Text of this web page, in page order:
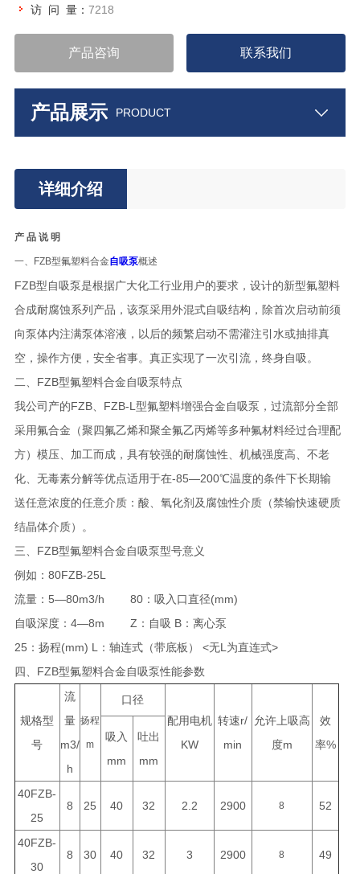
访 问 量： 7218
产品咨询 联系我们
产品展示 PRODUCT
详细介绍
产 品 说 明
一、FZB型氟塑料合金自吸泵概述
FZB型自吸泵是根据广大化工行业用户的要求，设计的新型氟塑料
合成耐腐蚀系列产品，该泵采用外混式自吸结构，除首次启动前须
向泵体内注满泵体溶液，以后的频繁启动不需灌注引水或抽排真
空，操作方便，安全省事。真正实现了一次引流，终身自吸。
二、FZB型氟塑料合金自吸泵特点
我公司产的FZB、FZB-L型氟塑料增强合金自吸泵，过流部分全部
采用氟合金（聚四氟乙烯和聚全氟乙丙烯等多种氟材料经过合理配
方）模压、加工而成，具有较强的耐腐蚀性、机械强度高、不老
化、无毒素分解等优点适用于在-85—200℃温度的条件下长期输
送任意浓度的任意介质：酸、氧化剂及腐蚀性介质（禁输快速硬质
结晶体介质）。
三、FZB型氟塑料合金自吸泵型号意义
例如：80FZB-25L
流量：5—80m3/h 80：吸入口直径(mm)
自吸深度：4—8m Z：自吸 B：离心泵
25：扬程(mm) L：轴连式（带底板） <无L为直连式>
四、FZB型氟塑料合金自吸泵性能参数
规格型
号
流
量
m3/
h
扬程
m
口径
配用电机
KW
转速r/
min
允许上吸高
度m
效
率%
吸入
mm
吐出
mm
40FZB-
25
8 25 40 32 2.2 2900 8 52
40FZB-
30
8 30 40 32 3 2900 8 49